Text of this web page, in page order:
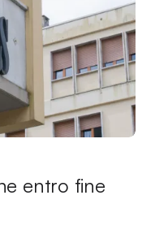
entro fine